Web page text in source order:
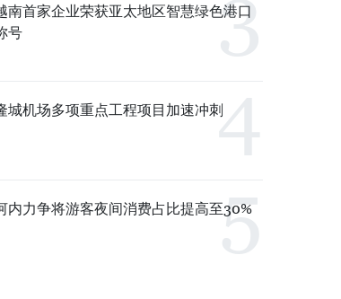
南首家企业荣获亚太地区智慧绿色港口
号
城机场多项重点工程项目加速冲刺
内力争将游客夜间消费占比提高至30%